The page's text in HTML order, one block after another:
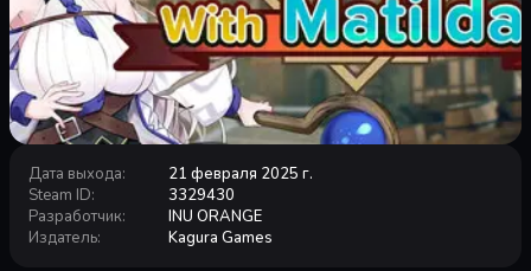
Дата выхода:
21 февраля 2025 г.
Steam ID:
3329430
Разработчик:
INU ORANGE
Издатель: Kagura Games